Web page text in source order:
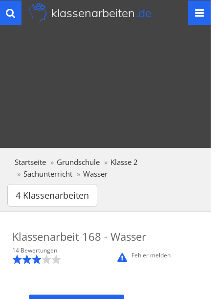
Toggle
navigation
klassenarbeiten.de
Startseite Grundschule
Klasse 2
Sachunterricht
Wasser
4 Klassenarbeiten
Klassenarbeit 168 - Wasser
Fehler melden
14 Bewertungen